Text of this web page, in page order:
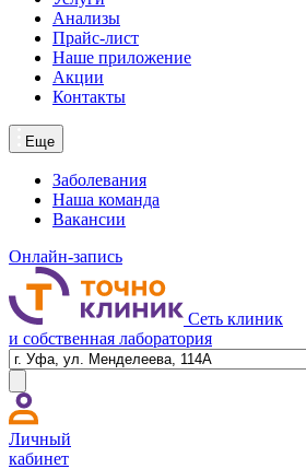
Анализы
Прайс-лист
Наше приложение
Акции
Контакты
Еще
Заболевания
Наша команда
Вакансии
Онлайн-запись
Сеть клиник
и собственная лаборатория
Личный
кабинет